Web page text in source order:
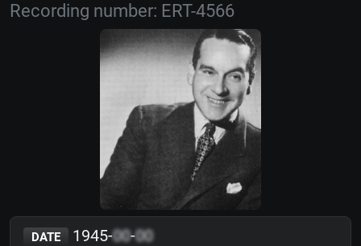
Recording number: ERT-4566
DATE 1945-00-00